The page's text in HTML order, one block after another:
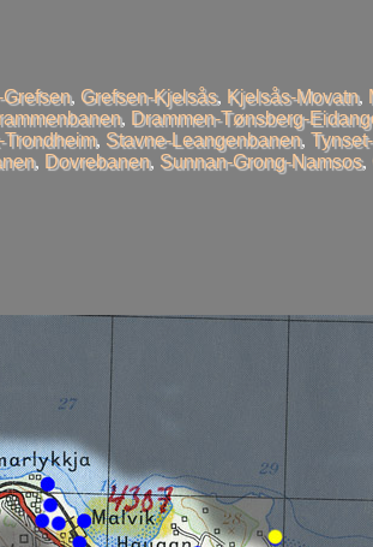
, Grefsen-Kjelsås, Kjelsås-Movatn,
, Drammen-Tønsberg-
, Stavne-Leangenbanen,
, Dovrebanen, Sunnan-Grong-Namsos,